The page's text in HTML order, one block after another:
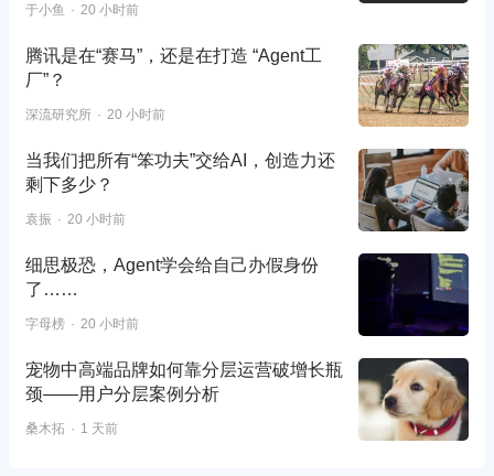
于小鱼 20 小时前
腾讯是在“赛马”，还是在打造 “Agent工
厂”？
深流研究所 20 小时前
当我们把所有“笨功夫”交给AI，创造力还
剩下多少？
袁振 20 小时前
细思极恐，Agent学会给自己办假身份
了……
字母榜 20 小时前
宠物中高端品牌如何靠分层运营破增长瓶
颈——用户分层案例分析
桑木拓 1 天前